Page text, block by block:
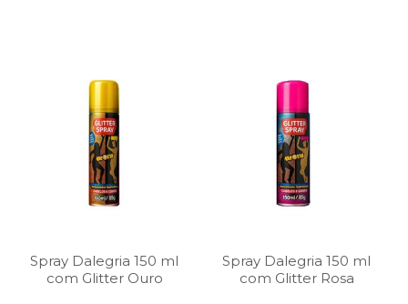
Spray Dalegria 150 ml
com Glitter Ouro
Spray Dalegria 150 ml
com Glitter Rosa